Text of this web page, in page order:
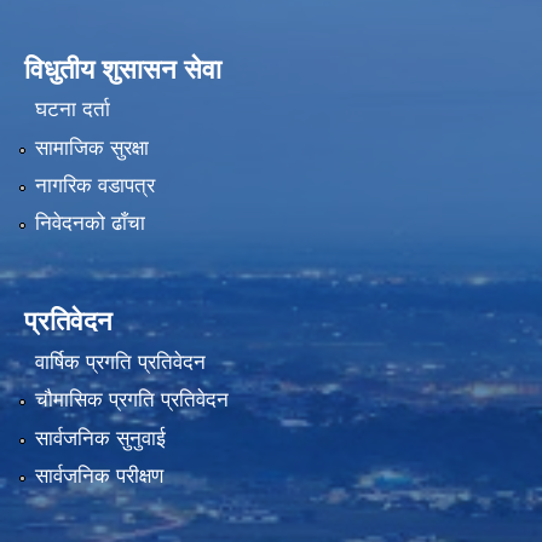
विधुतीय शुसासन सेवा
घटना दर्ता
सामाजिक सुरक्षा
नागरिक वडापत्र
निवेदनको ढाँचा
प्रतिवेदन
वार्षिक प्रगति प्रतिवेदन
चौमासिक प्रगति प्रतिवेदन
सार्वजनिक सुनुवाई
सार्वजनिक परीक्षण